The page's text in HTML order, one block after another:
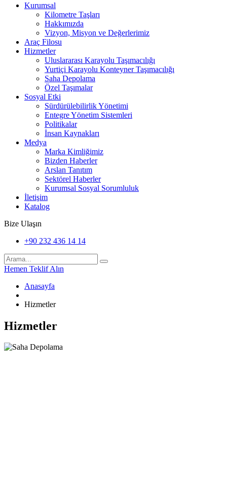
Kurumsal
Kilometre Taşları
Hakkımızda
Vizyon, Misyon ve Değerlerimiz
Araç Filosu
Hizmetler
Uluslararası Karayolu Taşımacılığı
Yurtiçi Karayolu Konteyner Taşımacılığı
Saha Depolama
Özel Taşımalar
Sosyal Etki
Sürdürülebilirlik Yönetimi
Entegre Yönetim Sistemleri
Politikalar
İnsan Kaynakları
Medya
Marka Kimliğimiz
Bizden Haberler
Arslan Tanıtım
Sektörel Haberler
Kurumsal Sosyal Sorumluluk
İletişim
Katalog
Bize Ulaşın
+90 232 436 14 14
Hemen Teklif Alın
Anasayfa
Hizmetler
Hizmetler